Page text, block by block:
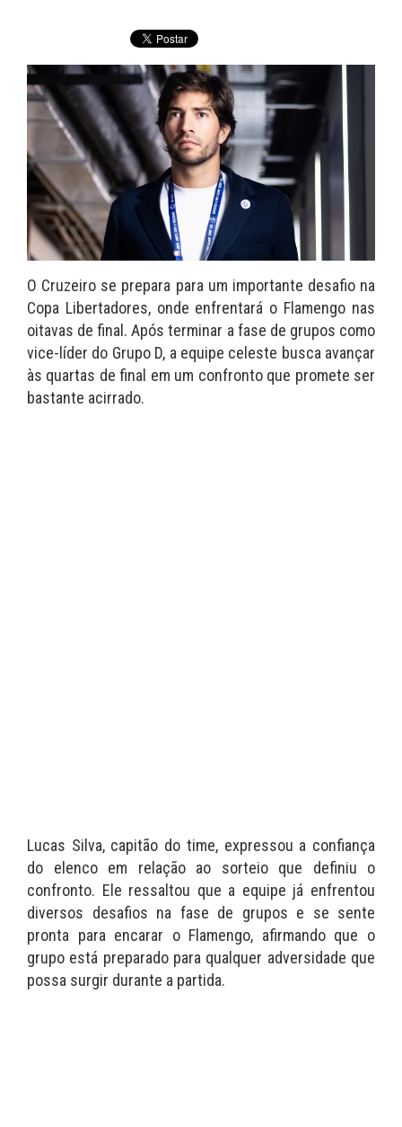
O Cruzeiro se prepara para um importante desafio na
Copa Libertadores, onde enfrentará o Flamengo nas
oitavas de final. Após terminar a fase de grupos como
vice-líder do Grupo D, a equipe celeste busca avançar
às quartas de final em um confronto que promete ser
bastante acirrado.
Lucas Silva, capitão do time, expressou a confiança
do elenco em relação ao sorteio que definiu o
confronto. Ele ressaltou que a equipe já enfrentou
diversos desafios na fase de grupos e se sente
pronta para encarar o Flamengo, afirmando que o
grupo está preparado para qualquer adversidade que
possa surgir durante a partida.